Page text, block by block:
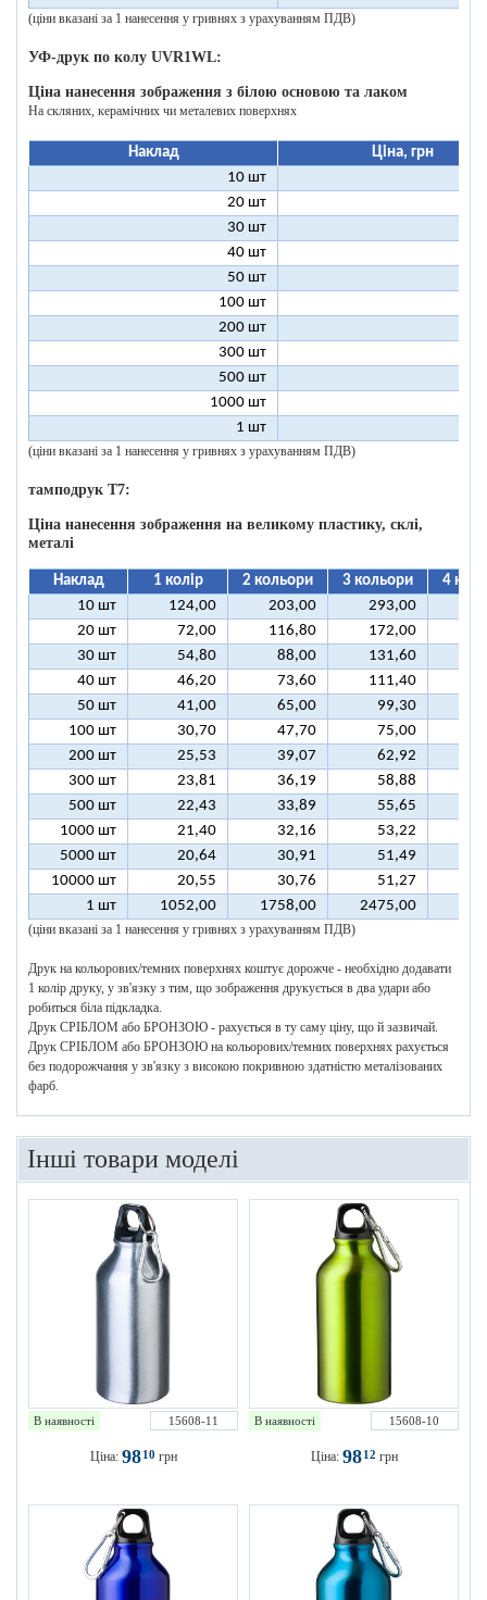
(ціни вказані за 1 нанесення у гривнях з урахуванням ПДВ)
УФ-друк по колу UVR1WL:
Ціна нанесення зображення з білою основою та лаком
На скляних, керамічних чи металевих поверхнях
Наклад
Ціна, грн
10 шт
20 шт
30 шт
40 шт
50 шт
100 шт
200 шт
300 шт
500 шт
1000 шт
1 шт
(ціни вказані за 1 нанесення у гривнях з урахуванням ПДВ)
тамподрук T7:
Ціна нанесення зображення на великому пластику, склі,
металі
Наклад 1 колір 2 кольори 3 кольори
4
10 шт
124,00 203,00 293,00
20 шт
72,00 116,80 172,00
30 шт
54,80 88,00 131,60
40 шт
46,20 73,60 111,40
50 шт
41,00 65,00 99,30
100 шт
30,70 47,70 75,00
200 шт
25,53 39,07 62,92
300 шт
23,81 36,19 58,88
500 шт
22,43 33,89 55,65
1000 шт
21,40 32,16 53,22
5000 шт
20,64 30,91 51,49
10000 шт
20,55 30,76 51,27
1 шт
1052,00 1758,00 2475,00
(ціни вказані за 1 нанесення у гривнях з урахуванням ПДВ)
Друк на кольорових/темних поверхнях коштує дорожче - необхідно додавати
1 колір друку, у зв'язку з тим, що зображення друкується в два удари або
робиться біла підкладка.
Друк СРІБЛОМ або БРОНЗОЮ - рахується в ту саму ціну, що й зазвичай.
Друк СРІБЛОМ або БРОНЗОЮ на кольорових/темних поверхнях рахується
без подорожчання у зв'язку з високою покривною здатністю металізованих
фарб.
Інші товари моделі
В наявності 15608-11
Ціна: 9810 грн
В наявності 15608-10
Ціна: 9812 грн